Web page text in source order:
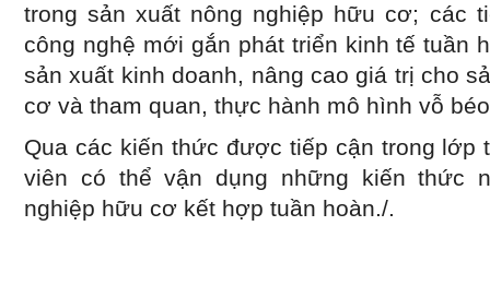
trong sản xuất nông nghiệp hữu cơ; các
công nghệ mới gắn phát triển kinh tế tuần
sản xuất kinh doanh, nâng cao giá trị cho
cơ và tham quan, thực hành mô hình vỗ
Qua các kiến thức được tiếp cận trong lớp
viên có thể vận dụng những kiến thức
nghiệp hữu cơ kết hợp tuần hoàn./.